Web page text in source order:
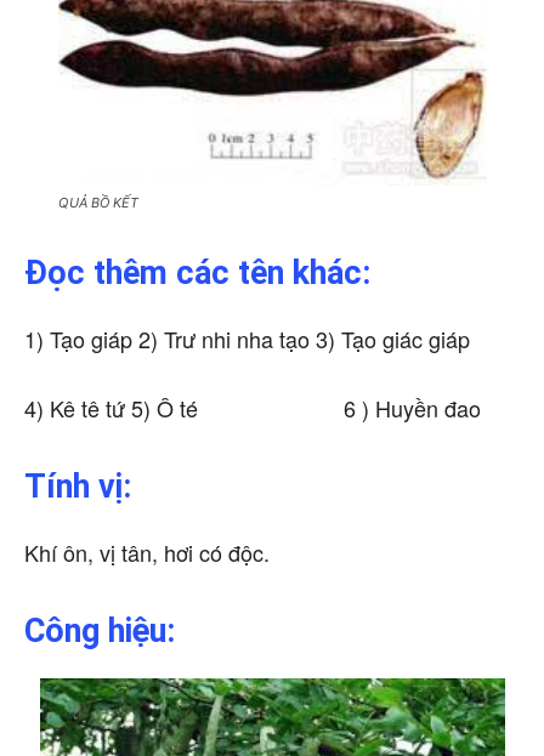
QUẢ BỒ KẾT
Đọc thêm các tên khác:
1) Tạo giáp 2) Trư nhi nha tạo 3) Tạo giác giáp
4) Kê tê tứ 5) Ô té 6 ) Huyền đao
Tính vị:
Khí ôn, vị tân, hơi có độc.
Công hiệu: